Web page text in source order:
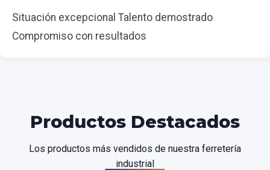
Situación excepcional Talento demostrado
Compromiso con resultados
Productos Destacados
Los productos más vendidos de nuestra ferretería
industrial